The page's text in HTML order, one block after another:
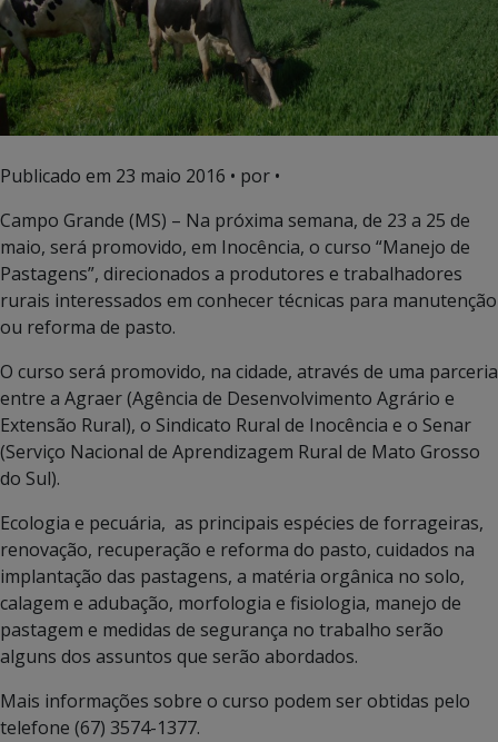
Publicado em 23 maio 2016 • por •
Campo Grande (MS) – Na próxima semana, de 23 a 25 de
maio, será promovido, em Inocência, o curso “Manejo de
Pastagens”, direcionados a produtores e trabalhadores
rurais interessados em conhecer técnicas para manutenção
ou reforma de pasto.
O curso será promovido, na cidade, através de uma parceria
entre a Agraer (Agência de Desenvolvimento Agrário e
Extensão Rural), o Sindicato Rural de Inocência e o Senar
(Serviço Nacional de Aprendizagem Rural de Mato Grosso
do Sul).
Ecologia e pecuária, as principais espécies de forrageiras,
renovação, recuperação e reforma do pasto, cuidados na
implantação das pastagens, a matéria orgânica no solo,
calagem e adubação, morfologia e fisiologia, manejo de
pastagem e medidas de segurança no trabalho serão
alguns dos assuntos que serão abordados.
Mais informações sobre o curso podem ser obtidas pelo
telefone (67) 3574-1377.